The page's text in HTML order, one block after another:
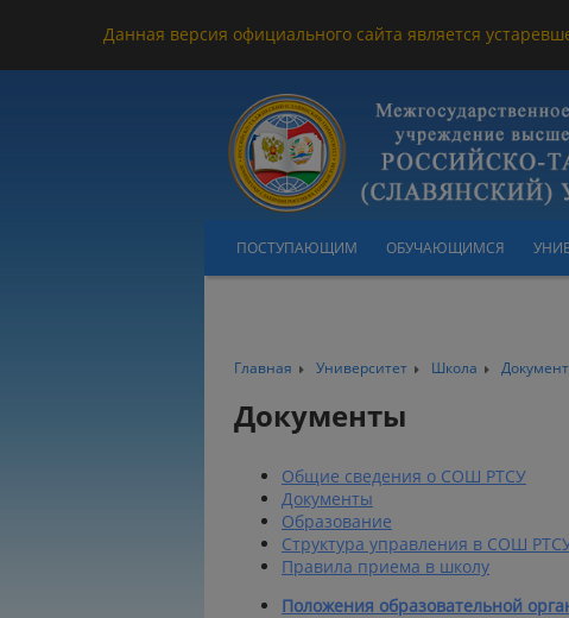
Данная версия официального сайта является
ПОСТУПАЮЩИМ ОБУЧАЮЩИМСЯ
Главная Университет Школа
Документы
Общие сведения о СОШ РТСУ
Документы
Образование
Структура управления в СОШ
Правила приема в школу
Положения образовательной